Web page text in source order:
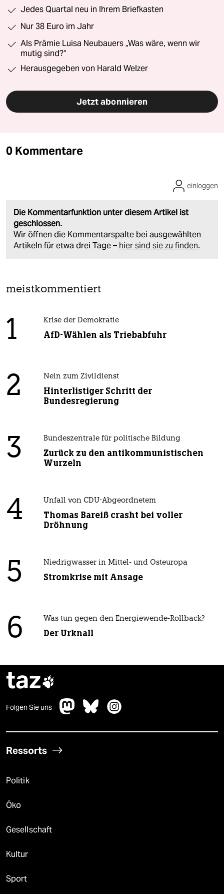
Jedes Quartal neu in Ihrem Briefkasten
Nur 38 Euro im Jahr
Als Prämie Luisa Neubauers „Was wäre, wenn wir
mutig sind?“
Herausgegeben von Harald Welzer
Jetzt abonnieren
0 Kommentare
Die Kommentarfunktion unter diesem Artikel ist
geschlossen.
Wir öffnen die Kommentarspalte bei ausgewählten
Artikeln für etwa drei Tage – hier sind sie zu finden.
einloggen
meistkommentiert
1 Krise der Demokratie
AfD-Wählen als Triebabfuhr
2 Nein zum Zivildienst
Hinterlistiger Schritt der
Bundesregierung
3 Bundeszentrale für politische Bildung
Zurück zu den antikommunistischen
Wurzeln
4 Unfall von CDU-Abgeordnetem
Thomas Bareiß crasht bei voller
Dröhnung
5 Niedrigwasser in Mittel- und Osteuropa
Stromkrise mit Ansage
6 Was tun gegen den Energiewende-Rollback?
Der Urknall
taz
Folgen Sie uns
Ressorts
Politik
Öko
Gesellschaft
Kultur
Sport